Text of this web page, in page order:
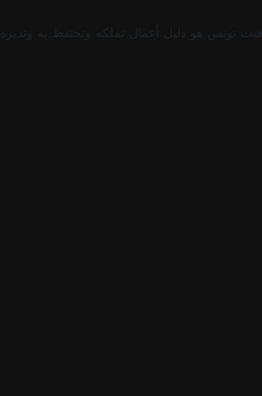
تونس هو دليل أعمال تملكه وتحتفظ به وتديره